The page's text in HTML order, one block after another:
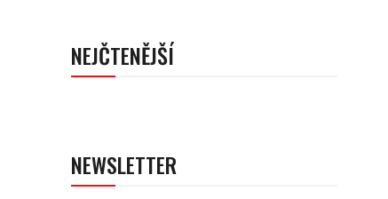
NEJČTENĚJŠÍ
NEWSLETTER